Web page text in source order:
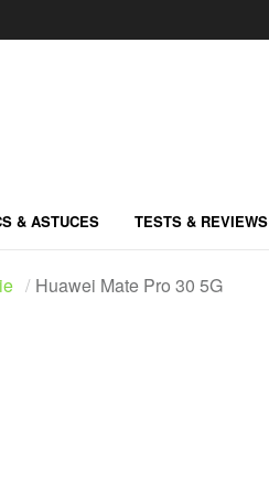
& ASTUCES TESTS & REVIEWS
Huawei Mate Pro 30 5G